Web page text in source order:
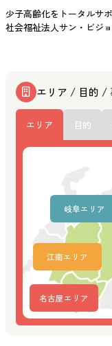
少子高齢化をトータルサ
社会福祉法人サン・ビジ
エリア / 目的 /
エリア 目的
名古屋エリア
江南エリア
岐阜エリア